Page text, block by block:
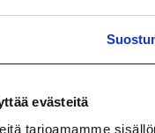
evästeitä
tarjoamamme